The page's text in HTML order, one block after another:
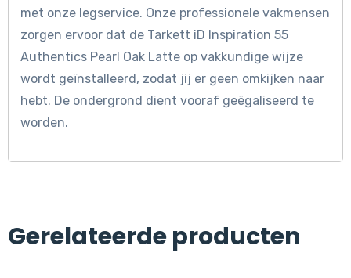
met onze legservice. Onze professionele vakmensen
zorgen ervoor dat de Tarkett iD Inspiration 55
Authentics Pearl Oak Latte op vakkundige wijze
wordt geïnstalleerd, zodat jij er geen omkijken naar
hebt. De ondergrond dient vooraf geëgaliseerd te
worden.
Gerelateerde producten